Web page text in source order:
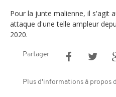
Pour la junte malienne, il s'agit
attaque d'une telle ampleur
2020.
Partager
Plus d'informations à propos